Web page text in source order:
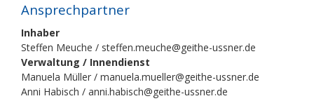
Ansprechpartner
Inhaber
Steffen Meuche / steffen.meuche@geithe-ussner.de
Verwaltung / Innendienst
Manuela Müller / manuela.mueller@geithe-ussner.de
Anni Habisch / anni.habisch@geithe-ussner.de